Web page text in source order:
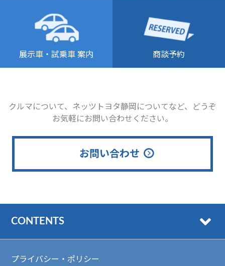
展示車・試乗車 案内 商談予約
クルマについて、ネッツトヨタ静岡についてなど、どうぞ
お気軽にお問い合わせください。
お問い合わせ
CONTENTS
プライバシー・ポリシー